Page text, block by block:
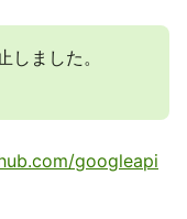
ました。
googleapi